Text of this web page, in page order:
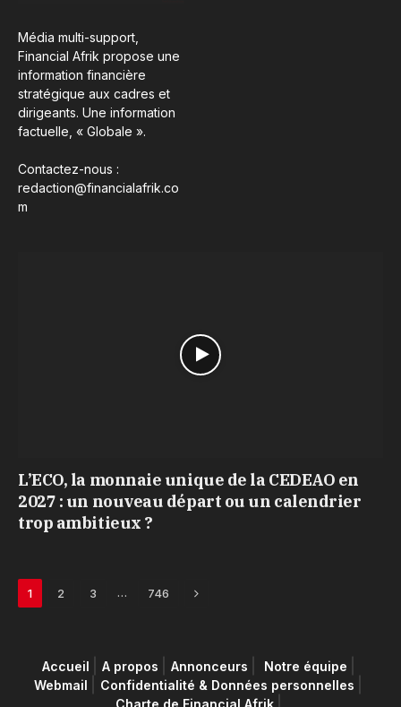
Média multi-support,
Financial Afrik propose une
information financière
stratégique aux cadres et
dirigeants. Une information
factuelle, « Globale ».
Contactez-nous :
redaction@financialafrik.co
m
L’ECO, la monnaie unique de la CEDEAO en
2027 : un nouveau départ ou un calendrier
trop ambitieux ?
1 2 3 … 746 Next
Accueil A propos Annonceurs
Notre équipe
Webmail
Confidentialité & Données personnelles
Charte de Financial Afrik